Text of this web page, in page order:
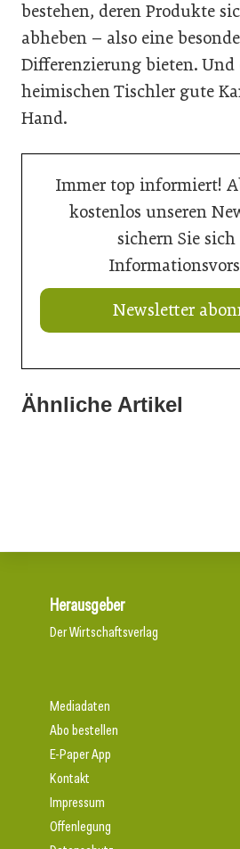
bestehen, deren Produkte
abheben – also eine
Differenzierung bieten. Und
heimischen Tischler gute
Hand.
Immer top informiert!
kostenlos unseren
sichern Sie
Newsletter
Ähnliche Artikel
20. Juli 2026
Herausgeber
Der Wirtschaftsverlag
Mediadaten
Abo bestellen
E-Paper App
Kontakt
Impressum
Offenlegung